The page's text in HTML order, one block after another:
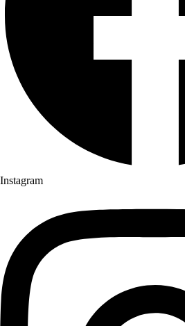
Instagram